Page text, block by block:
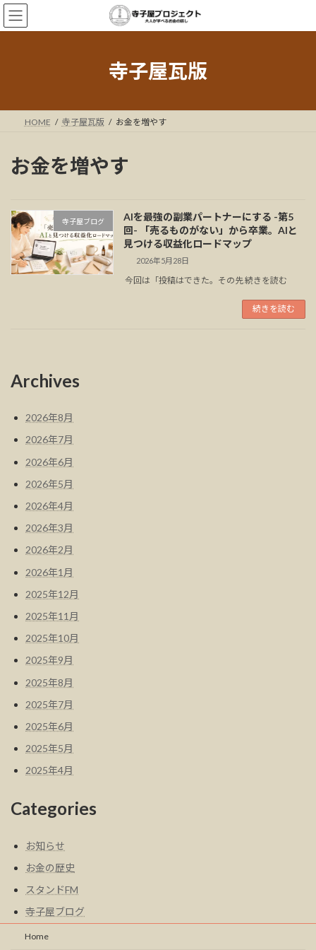
コ
ン
テ
ナ
ビ
ゲ
寺子屋瓦版
HOME 寺子屋瓦版 お金を増やす
お金を増やす
寺子屋ブログ
AIを最強の副業パートナーにする -第5
回- 「売るものがない」から卒業。AIと
見つける収益化ロードマップ
2026年5月28日
今回は「投稿はできた。その先 続きを読む
続きを読む
Archives
2026年8月
2026年7月
2026年6月
2026年5月
2026年4月
2026年3月
2026年2月
2026年1月
2025年12月
2025年11月
2025年10月
2025年9月
2025年8月
2025年7月
2025年6月
2025年5月
2025年4月
Categories
お知らせ
お金の歴史
スタンドFM
寺子屋ブログ
Home